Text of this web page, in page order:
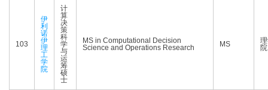
103
伊
利
诺
伊
理
工
学
院
计
算
决
策
科
学
与
运
筹
硕
士
MS in Computational Decision
Science and Operations Research
MS
院